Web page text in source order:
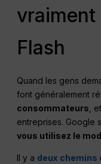
vraiment
Flash
Quand les gens
font généralement
consommateurs ,
entreprises. Google
vous utilisez le
Il y a deux